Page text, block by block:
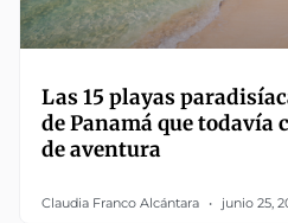
Las 15 playas
de Panamá que todavía
de aventura
Claudia Franco Alcántara junio 25,